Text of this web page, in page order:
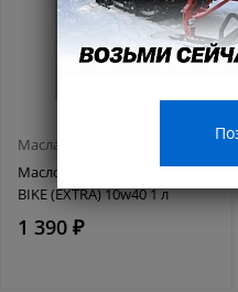
Масла и смазки
Масло MISHIMO 4T ROAD
BIKE (EXTRA) 10w40 1 л
1 390 ₽